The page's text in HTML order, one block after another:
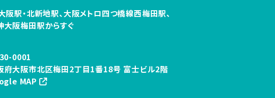
阪駅・北新地駅、大阪メトロ四つ橋線西梅田駅、
大阪梅田駅からすぐ
0001
府大阪市北区梅田2丁目1番18号 富士ビル2階
MAP